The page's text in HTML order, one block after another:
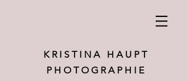
K R I S T I N A H A U P T
P H O T O G R A P H I E